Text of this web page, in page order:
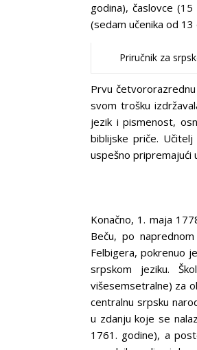
godina), časlovce
(sedam učenika od
Priručnik za
Prvu
svom trošku
jezik i pismenost,
biblijske priče.
uspešno pripremajući
Konačno, 1. maja
Beču, po
Felbigera, pokrenuo
srpskom jeziku.
višesemsetralne) za
centralnu srpsku
u zdanju koje se
1761. godine), a